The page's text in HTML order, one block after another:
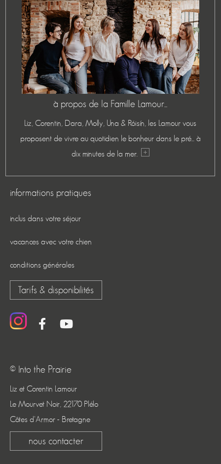
à propos de la Famille Lamour...
Liz, Corentin, Dara, Molly, Una & Róisín, les Lamour vous
proposent de vivre au quotidien le bonheur dans le pré... à
dix minutes de la mer.
informations pratiques
inclus dans votre séjour
vacances avec votre chien
conditions générales
Tarifs & disponibilités
© Into the Prairie
Liz et Corentin Lamour
Le Mourvet Noir, 22170 Plélo
Côtes d'Armor - Bretagne
nous contacter